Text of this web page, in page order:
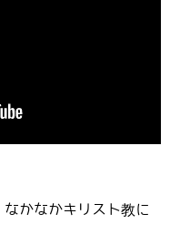
かなかキリスト教に